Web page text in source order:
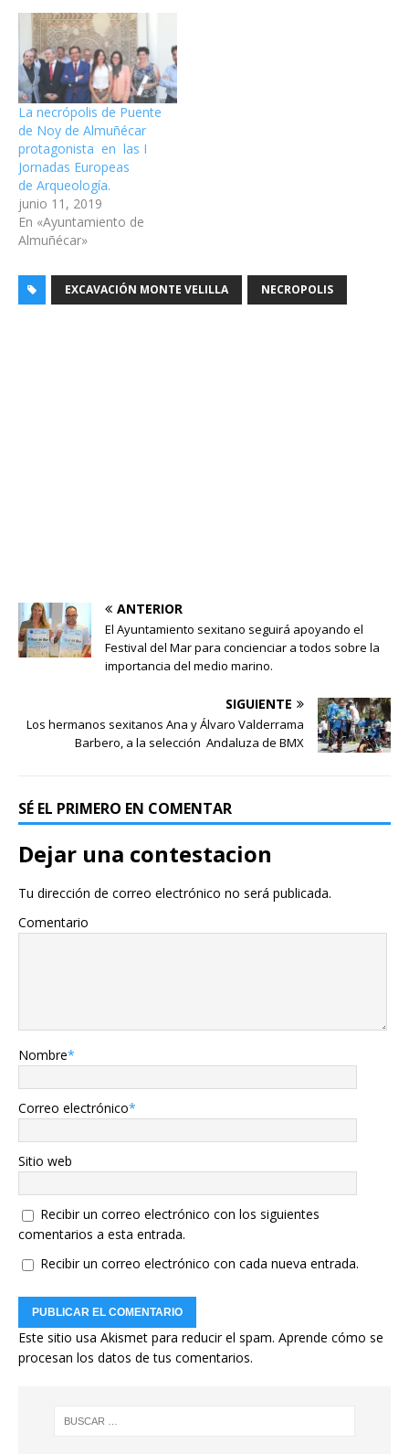
La necrópolis de Puente
de Noy de Almuñécar
protagonista en las I
Jornadas Europeas
de Arqueología.
junio 11, 2019
En «Ayuntamiento de
Almuñécar»
EXCAVACIÓN MONTE VELILLA NECROPOLIS
ANTERIOR
El Ayuntamiento sexitano seguirá apoyando el
Festival del Mar para concienciar a todos sobre la
importancia del medio marino.
SIGUIENTE
Los hermanos sexitanos Ana y Álvaro Valderrama
Barbero, a la selección Andaluza de BMX
SÉ EL PRIMERO EN COMENTAR
Dejar una contestacion
Tu dirección de correo electrónico no será publicada.
Comentario
Nombre*
Correo electrónico*
Sitio web
Recibir un correo electrónico con los siguientes
comentarios a esta entrada.
Recibir un correo electrónico con cada nueva entrada.
Este sitio usa Akismet para reducir el spam. Aprende cómo se
procesan los datos de tus comentarios.